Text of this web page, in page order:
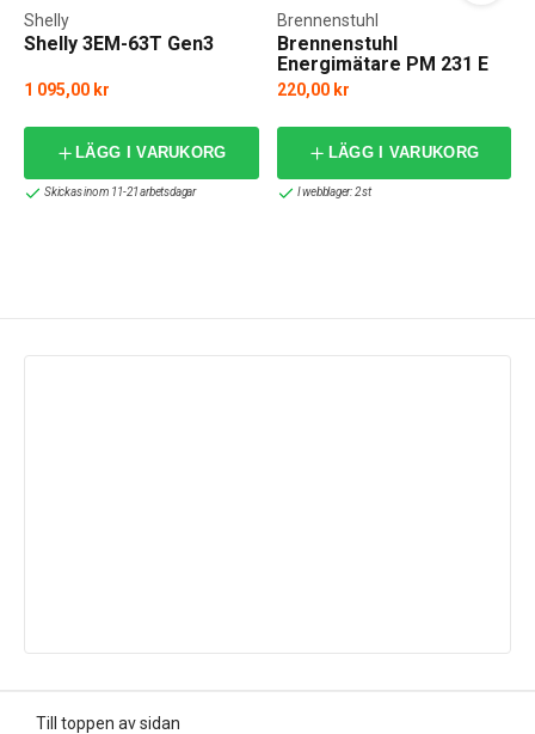
Shelly 3EM-63T Gen3
Shelly
1 095,00 kr
LÄGG I VARUKORG
Skickas inom 11-21 arbetsdagar
Brennenstuhl
Energimätare PM 231 E
Brennenstuhl
220,00 kr
LÄGG I VARUKORG
I webblager: 2 st
Till toppen av sidan